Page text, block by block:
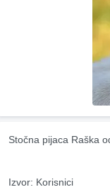
Stočna pijaca Raška
Izvor: Korisnici